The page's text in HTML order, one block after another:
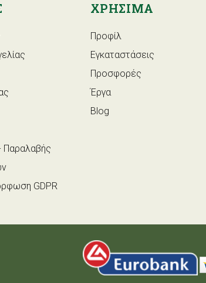
Παραλαβής
GDPR
ΧΡΗΣΙΜΑ
Προφίλ
Εγκαταστάσεις
Προσφορές
Έργα
Blog